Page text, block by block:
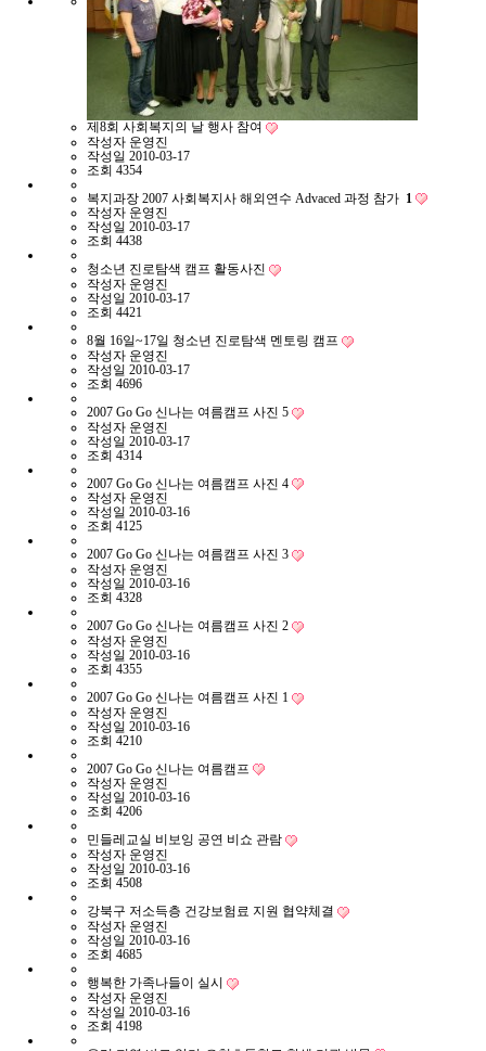
제8회 사회복지의 날 행사 참여
작성자 운영진
작성일 2010-03-17
조회 4354
복지과장 2007 사회복지사 해외연수 Advaced 과정 참가 1
작성자 운영진
작성일 2010-03-17
조회 4438
청소년 진로탐색 캠프 활동사진
작성자 운영진
작성일 2010-03-17
조회 4421
8월 16일~17일 청소년 진로탐색 멘토링 캠프
작성자 운영진
작성일 2010-03-17
조회 4696
2007 Go Go 신나는 여름캠프 사진 5
작성자 운영진
작성일 2010-03-17
조회 4314
2007 Go Go 신나는 여름캠프 사진 4
작성자 운영진
작성일 2010-03-16
조회 4125
2007 Go Go 신나는 여름캠프 사진 3
작성자 운영진
작성일 2010-03-16
조회 4328
2007 Go Go 신나는 여름캠프 사진 2
작성자 운영진
작성일 2010-03-16
조회 4355
2007 Go Go 신나는 여름캠프 사진 1
작성자 운영진
작성일 2010-03-16
조회 4210
2007 Go Go 신나는 여름캠프
작성자 운영진
작성일 2010-03-16
조회 4206
민들레교실 비보잉 공연 비쇼 관람
작성자 운영진
작성일 2010-03-16
조회 4508
강북구 저소득층 건강보험료 지원 협약체결
작성자 운영진
작성일 2010-03-16
조회 4685
행복한 가족나들이 실시
작성자 운영진
작성일 2010-03-16
조회 4198